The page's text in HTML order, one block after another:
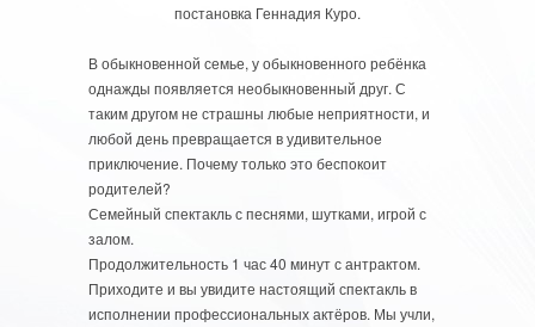
постановка Геннадия Куро.
В обыкновенной семье, у обыкновенного ребёнка
однажды появляется необыкновенный друг. С
таким другом не страшны любые неприятности, и
любой день превращается в удивительное
приключение. Почему только это беспокоит
родителей?
Семейный спектакль с песнями, шутками, игрой с
залом.
Продолжительность 1 час 40 минут с антрактом.
Приходите и вы увидите настоящий спектакль в
исполнении профессиональных актёров. Мы учли,